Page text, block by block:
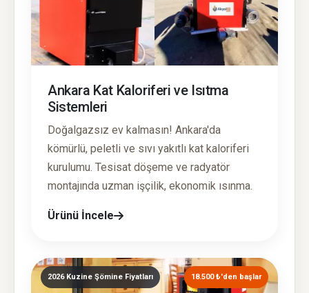
Ankara Kat Kaloriferi ve Isıtma
Sistemleri
Doğalgazsız ev kalmasın! Ankara'da
kömürlü, peletli ve sıvı yakıtlı kat kaloriferi
kurulumu. Tesisat döşeme ve radyatör
montajında uzman işçilik, ekonomik ısınma.
Ürünü İncele
2026 Kuzine Şömine Fiyatları 18.500 ₺'den başlar